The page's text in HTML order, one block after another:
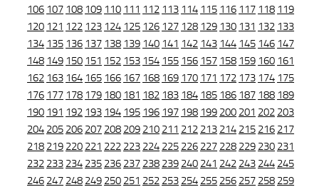
106 107 108 109 110 111 112 113 114 115 116 117 118 119
120 121 122 123 124 125 126 127 128 129 130 131 132 133
134 135 136 137 138 139 140 141 142 143 144 145 146 147
148 149 150 151 152 153 154 155 156 157 158 159 160 161
162 163 164 165 166 167 168 169 170 171 172 173 174 175
176 177 178 179 180 181 182 183 184 185 186 187 188 189
190 191 192 193 194 195 196 197 198 199 200 201 202 203
204 205 206 207 208 209 210 211 212 213 214 215 216 217
218 219 220 221 222 223 224 225 226 227 228 229 230 231
232 233 234 235 236 237 238 239 240 241 242 243 244 245
246 247 248 249 250 251 252 253 254 255 256 257 258 259